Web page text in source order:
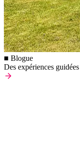
■ Blogue
Des expériences